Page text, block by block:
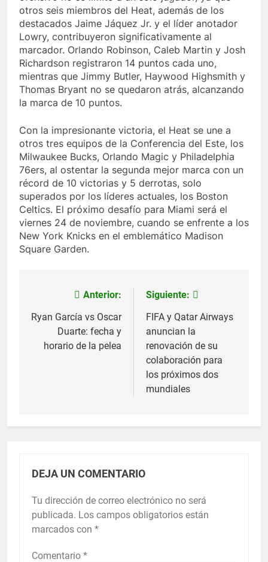
otros seis miembros del Heat, además de los
destacados Jaime Jáquez Jr. y el líder anotador
Lowry, contribuyeron significativamente al
marcador. Orlando Robinson, Caleb Martin y Josh
Richardson registraron 14 puntos cada uno,
mientras que Jimmy Butler, Haywood Highsmith y
Thomas Bryant no se quedaron atrás, alcanzando
la marca de 10 puntos.
Con la impresionante victoria, el Heat se une a
otros tres equipos de la Conferencia del Este, los
Milwaukee Bucks, Orlando Magic y Philadelphia
76ers, al ostentar la segunda mejor marca con un
récord de 10 victorias y 5 derrotas, solo
superados por los líderes actuales, los Boston
Celtics. El próximo desafío para Miami será el
viernes 24 de noviembre, cuando se enfrente a los
New York Knicks en el emblemático Madison
Square Garden.
Navegación
de
entradas
Anterior:
Ryan García vs Oscar
Duarte: fecha y
horario de la pelea
Siguiente:
FIFA y Qatar Airways
anuncian la
renovación de su
colaboración para
los próximos dos
mundiales
DEJA UN COMENTARIO
Tu dirección de correo electrónico no será
publicada. Los campos obligatorios están
marcados con *
Comentario *